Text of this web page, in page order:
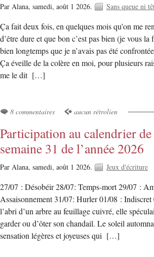
Par Alana, samedi, août 1 2026. Sans queue ni
Ça fait deux fois, en quelques mois qu’on me
d’être dure et que bon c’est pas bien (je vous
bien longtemps que je n’avais pas été
Ça éveille de la colère en moi, pour plusieurs
me le dit […]
8 commentaires aucun rétrolien
Participation au calendrier de
semaine 31 de l’année 2026
Par Alana, samedi, août 1 2026. Jeux d'écriture
27/07 : Désobéir 28/07: Temps-mort 29/07 :
Assaisonnement 31/07: Hurler 01/08 :
l’abri d’un arbre au feuillage cuivré, elle
garder ou d’ôter son chandail. Le soleil
sensation légères et joyeuses qui […]